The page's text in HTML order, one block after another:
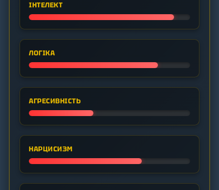
бореться зі своєю алкогольною
залежністю та цинізмом.
ІНТЕЛЕКТ
ЛОГІКА
АГРЕСИВНІСТЬ
НАРЦИСИЗМ